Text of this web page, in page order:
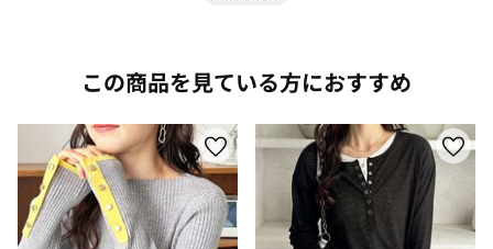
この商品を見ている方におすすめ